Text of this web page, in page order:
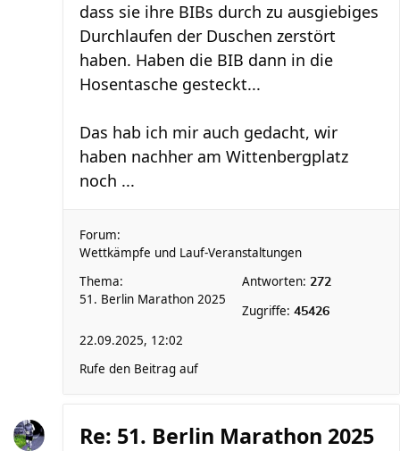
dass sie ihre BIBs durch zu ausgiebiges
Durchlaufen der Duschen zerstört
haben. Haben die BIB dann in die
Hosentasche gesteckt...
Das hab ich mir auch gedacht, wir
haben nachher am Wittenbergplatz
noch ...
Forum:
Wettkämpfe und Lauf-Veranstaltungen
Thema:
51. Berlin Marathon 2025
Antworten: 272
Zugriffe: 45426
22.09.2025, 12:02
Rufe den Beitrag auf
Re: 51. Berlin Marathon 2025